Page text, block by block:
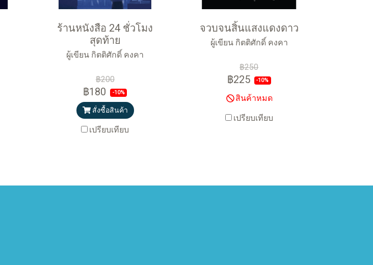
ร้านหนังสือ 24 ชั่วโมง
สุดท้าย
ผู้เขียน กิตติศักดิ์ คงคา
฿200
฿180 -10%
สั่งซื้อสินค้า
เปรียบเทียบ
จวบจนสิ้นแสงแดงดาว
ผู้เขียน กิตติศักดิ์ คงคา
฿250
฿225 -10%
สินค้าหมด
เปรียบเทียบ